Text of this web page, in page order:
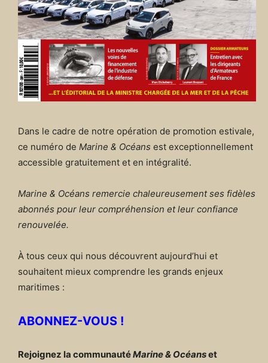
Dans le cadre de notre opération de promotion estivale,
ce numéro de Marine & Océans est exceptionnellement
accessible gratuitement et en intégralité.
Marine & Océans remercie chaleureusement ses fidèles
abonnés pour leur compréhension et leur confiance
renouvelée.
À tous ceux qui nous découvrent aujourd’hui et
souhaitent mieux comprendre les grands enjeux
maritimes :
ABONNEZ-VOUS !
Rejoignez la communautéMarine & Océanset